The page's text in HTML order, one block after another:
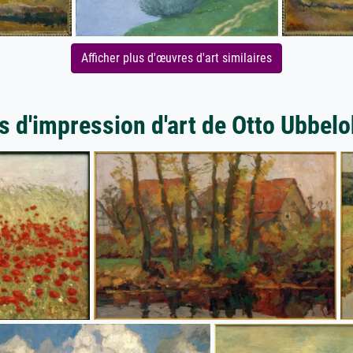
Afficher plus d'œuvres d'art similaires
d'impression d'art de Otto